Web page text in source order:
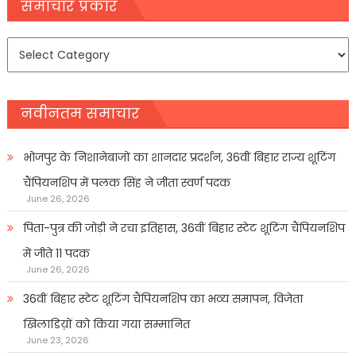
समाचार प्रकार
समाचार
नवीनतम समाचार
भोजपुर के निशानेबाजों का शानदार प्रदर्शन, 36वीं बिहार राज्य शूटिंग
चैंपियनशिप में पलक सिंह ने जीता स्वर्ण पदक
June 26, 2026
पिता-पुत्र की जोड़ी ने रचा इतिहास, 36वीं बिहार स्टेट शूटिंग चैंपियनशिप
में जीते 11 पदक
June 26, 2026
36वीं बिहार स्टेट शूटिंग चैंपियनशिप का भव्य समापन, विजेता
खिलाडिय़ों को किया गया सम्मानित
June 23, 2026